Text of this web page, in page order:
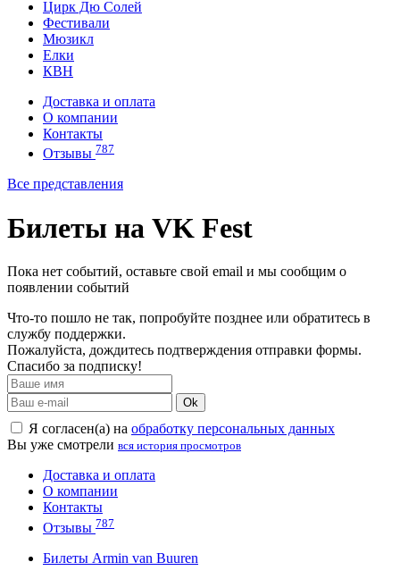
Цирк Дю Солей
Фестивали
Мюзикл
Елки
КВН
Доставка и оплата
О компании
Контакты
Отзывы 787
Все представления
Билеты на VK Fest
Пока нет событий, оставьте свой email и мы сообщим о
появлении событий
Что-то пошло не так, попробуйте позднее или обратитесь в
службу поддержки.
Пожалуйста, дождитесь подтверждения отправки формы.
Спасибо за подписку!
Ok
Я согласен(а) на обработку персональных данных
Вы уже смотрели вся история просмотров
Доставка и оплата
О компании
Контакты
Отзывы 787
Билеты Armin van Buuren